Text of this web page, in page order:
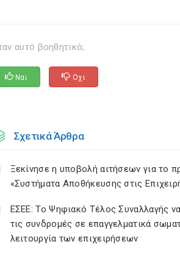
αυτό βοηθητικό;
Ναι Οχι
Σχετικά Άρθρα
Ξεκίνησε η υποβολή αιτήσεων για το
«Συστήματα Αποθήκευσης στις
ΕΣΕΕ: Το Ψηφιακό Τέλος Συναλλαγής
τις συνδρομές σε επαγγελματικά
λειτουργία των επιχειρήσεων